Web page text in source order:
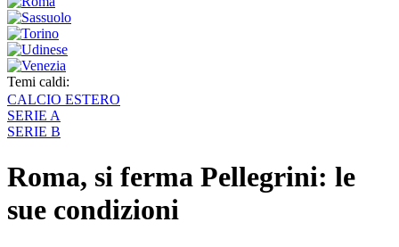
Temi caldi:
CALCIO ESTERO
SERIE A
SERIE B
Roma, si ferma Pellegrini: le
sue condizioni